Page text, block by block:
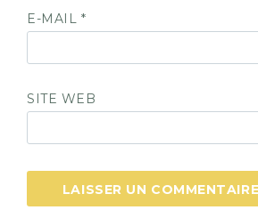
E-MAIL *
SITE WEB